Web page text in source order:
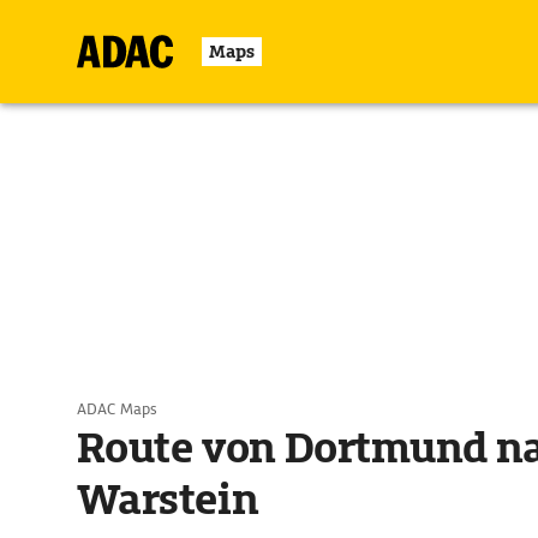
Maps
ADAC Maps
Route von Dortmund
Warstein